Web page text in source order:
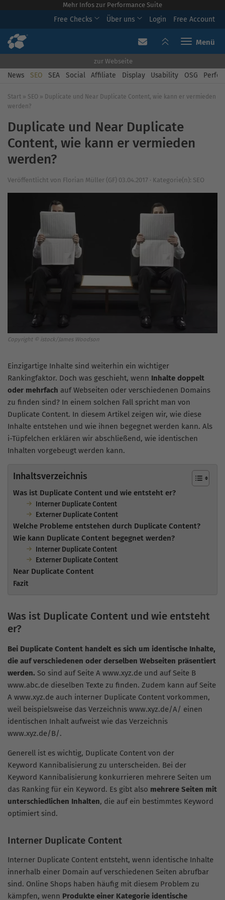
Mehr Infos zur Performance Suite
Free Checks Über uns Login Free Account
Toggle
zur Webseite
News SEO SEA Social Affiliate Display Usability OSG
Start » SEO » Duplicate und Near Duplicate Content, wie kann er vermieden
werden?
Duplicate und Near Duplicate
Content, wie kann er vermieden
werden?
Veröffentlicht von Florian Müller (GF) 03.04.2017 · Kategorie(n): SEO
Copyright © istock/James Woodson
Einzigartige Inhalte sind weiterhin ein wichtiger
Rankingfaktor. Doch was geschieht, wenn Inhalte doppelt
oder mehrfach auf Webseiten oder verschiedenen Domains
zu finden sind? In einem solchen Fall spricht man von
Duplicate Content. In diesem Artikel zeigen wir, wie diese
Inhalte entstehen und wie ihnen begegnet werden kann. Als
i-Tüpfelchen erklären wir abschließend, wie identischen
Inhalten vorgebeugt werden kann.
Inhaltsverzeichnis
Was ist Duplicate Content und wie entsteht er?
Interner Duplicate Content
Externer Duplicate Content
Welche Probleme entstehen durch Duplicate Content?
Wie kann Duplicate Content begegnet werden?
Interner Duplicate Content
Externer Duplicate Content
Near Duplicate Content
Fazit
Was ist Duplicate Content und wie entsteht
er?
Bei Duplicate Content handelt es sich um identische Inhalte,
die auf verschiedenen oder derselben Webseiten präsentiert
werden. So sind auf Seite A www.xyz.de und auf Seite B
www.abc.de dieselben Texte zu finden. Zudem kann auf Seite
A www.xyz.de auch interner Duplicate Content vorkommen,
weil beispielsweise das Verzeichnis www.xyz.de/A/ einen
identischen Inhalt aufweist wie das Verzeichnis
www.xyz.de/B/.
Generell ist es wichtig, Duplicate Content von der
Keyword Kannibalisierung zu unterscheiden. Bei der
Keyword Kannibalisierung konkurrieren mehrere Seiten um
das Ranking für ein Keyword. Es gibt also mehrere Seiten mit
unterschiedlichen Inhalten, die auf ein bestimmtes Keyword
optimiert sind.
Interner Duplicate Content
Interner Duplicate Content entsteht, wenn identische Inhalte
innerhalb einer Domain auf verschiedenen Seiten abrufbar
sind. Online Shops haben häufig mit diesem Problem zu
kämpfen, wenn Produkte einer Kategorie identische